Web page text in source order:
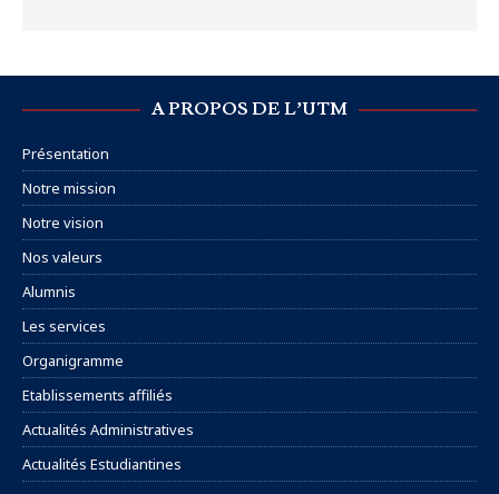
A PROPOS DE L’UTM
Présentation
Notre mission
Notre vision
Nos valeurs
Alumnis
Les services
Organigramme
Etablissements affiliés
Actualités Administratives
Actualités Estudiantines